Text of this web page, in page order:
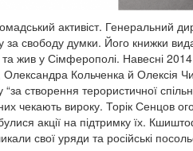
активіст. Генеральний
за свободу думки. Його книжки
жив у Сімферополі. Навесні 2014
Кольченка й Олексія
створення терористичної
чекають вироку. Торік Сенцов
акції на підтримку їх.
свої уряди та російські